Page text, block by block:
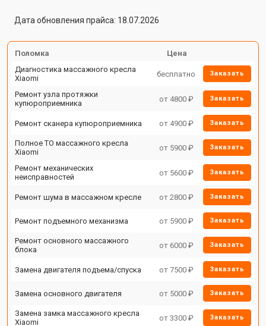
Дата обновления прайса: 18.07.2026
Поломка
Цена
Диагностика массажного кресла
Xiaomi
бесплатно Заказать
Ремонт узла протяжки
купюроприемника
от 4800 ₽ Заказать
Ремонт сканера купюроприемника от 4900 ₽ Заказать
Полное ТО массажного кресла
Xiaomi
от 5900 ₽ Заказать
Ремонт механических
неисправностей
от 5600 ₽ Заказать
Ремонт шума в массажном кресле от 2800 ₽ Заказать
Ремонт подъемного механизма от 5900 ₽ Заказать
Ремонт основного массажного
блока
от 6000 ₽ Заказать
Замена двигателя подъема/спуска от 7500 ₽ Заказать
Замена основного двигателя от 5000 ₽ Заказать
Замена замка массажного кресла
Xiaomi
от 3300 ₽ Заказать